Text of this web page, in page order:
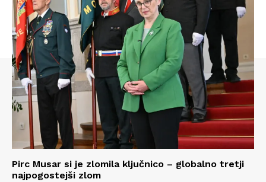
Pirc Musar si je zlomila ključnico – globalno tretji
najpogostejši zlom